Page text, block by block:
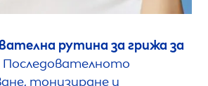
рутина за грижа за
Последователното
тонизиране и